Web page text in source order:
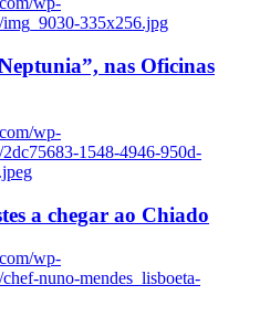
335x256.jpg
nas Oficinas
wp-
1548-4946-950d-
a chegar ao Chiado
wp-
nuno-mendes_lisboeta-